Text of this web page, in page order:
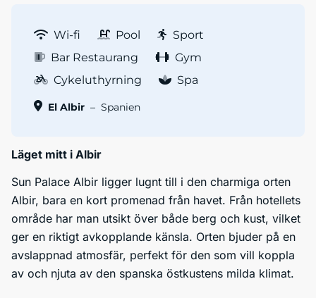
Wi-fi Pool
Sport
Bar Restaurang
Gym
Cykeluthyrning
Spa
El Albir – Spanien
Läget mitt i Albir
Sun Palace Albir ligger lugnt till i den charmiga orten
Albir, bara en kort promenad från havet. Från hotellets
område har man utsikt över både berg och kust, vilket
ger en riktigt avkopplande känsla. Orten bjuder på en
avslappnad atmosfär, perfekt för den som vill koppla
av och njuta av den spanska östkustens milda klimat.